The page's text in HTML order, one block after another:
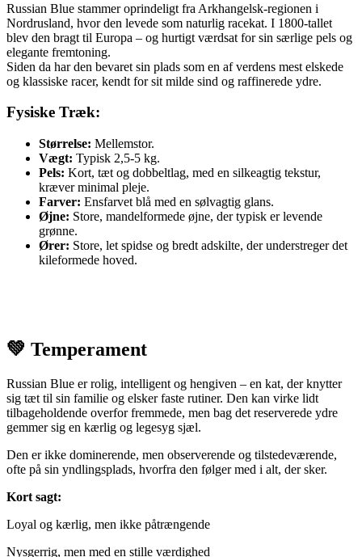
Russian Blue stammer oprindeligt fra Arkhangelsk-regionen i
Nordrusland, hvor den levede som naturlig racekat. I 1800-tallet
blev den bragt til Europa – og hurtigt værdsat for sin særlige pels og
elegante fremtoning.
Siden da har den bevaret sin plads som en af verdens mest elskede
og klassiske racer, kendt for sit milde sind og raffinerede ydre.
Fysiske Træk:
Størrelse: Mellemstor.
Vægt: Typisk 2,5-5 kg.
Pels: Kort, tæt og dobbeltlag, med en silkeagtig tekstur,
kræver minimal pleje.
Farver: Ensfarvet blå med en sølvagtig glans.
Øjne: Store, mandelformede øjne, der typisk er levende
grønne.
Ører: Store, let spidse og bredt adskilte, der understreger det
kileformede hoved.
💚 Temperament
Russian Blue er rolig, intelligent og hengiven – en kat, der knytter
sig tæt til sin familie og elsker faste rutiner. Den kan virke lidt
tilbageholdende overfor fremmede, men bag det reserverede ydre
gemmer sig en kærlig og legesyg sjæl.
Den er ikke dominerende, men observerende og tilstedeværende,
ofte på sin yndlingsplads, hvorfra den følger med i alt, der sker.
Kort sagt:
Loyal og kærlig, men ikke påtrængende
Nysgerrig, men med en stille værdighed